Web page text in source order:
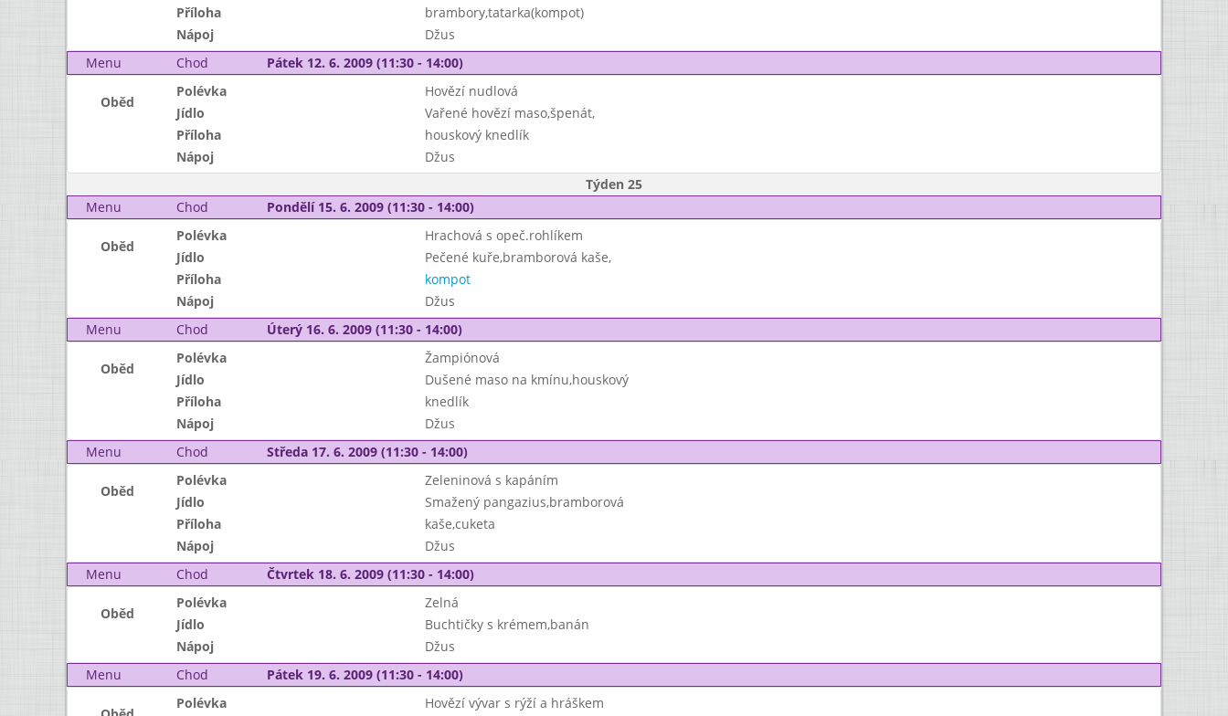
Příloha
brambory,tatarka(kompot)
Nápoj
Džus
Menu
Chod Pátek 12. 6. 2009 (11:30 - 14:00)
Oběd
Polévka
Hovězí nudlová
Jídlo
Vařené hovězí maso,špenát,
Příloha
houskový knedlík
Nápoj
Džus
Týden 25
Menu
Chod Pondělí 15. 6. 2009 (11:30 - 14:00)
Oběd
Polévka
Hrachová s opeč.rohlíkem
Jídlo
Pečené kuře,bramborová kaše,
Příloha
kompot
Nápoj
Džus
Menu
Chod Úterý 16. 6. 2009 (11:30 - 14:00)
Oběd
Polévka
Žampiónová
Jídlo
Dušené maso na kmínu,houskový
Příloha
knedlík
Nápoj
Džus
Menu
Chod Středa 17. 6. 2009 (11:30 - 14:00)
Oběd
Polévka
Zeleninová s kapáním
Jídlo
Smažený pangazius,bramborová
Příloha
kaše,cuketa
Nápoj
Džus
Menu
Chod Čtvrtek 18. 6. 2009 (11:30 - 14:00)
Oběd
Polévka
Zelná
Jídlo
Buchtičky s krémem,banán
Nápoj
Džus
Menu
Chod Pátek 19. 6. 2009 (11:30 - 14:00)
Polévka Hovězí vývar s rýží a hráškem